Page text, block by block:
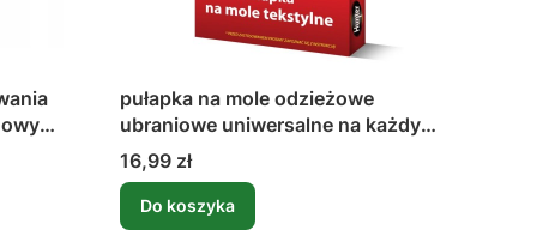
pułapka na mole odzieżowe
ubraniowe uniwersalne na każdy
materiał do szafy
Cena
16,99 zł
Do koszyka